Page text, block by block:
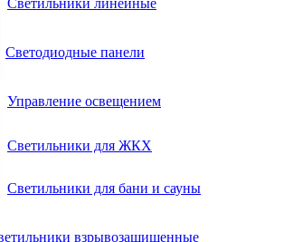
Светильники линейные
Светодиодные панели
Управление освещением
Светильники для ЖКХ
Светильники для бани и сауны
взрывозащищенные